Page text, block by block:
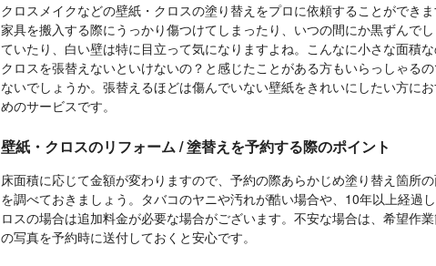
クロスメイクなどの壁紙・クロスの塗り替えをプロに依頼することができ
家具を搬入する際にうっかり傷つけてしまったり、いつの間にか黒ずんで
ていたり、白い壁は特に目立って気になりますよね。こんなに小さな面積
クロスを張替えないといけないの？と感じたことがある方もいらっしゃる
ないでしょうか。張替えるほどは傷んでいない壁紙をきれいにしたい方に
めのサービスです。
壁紙・クロスのリフォーム / 塗替えを予約する際のポイント
床面積に応じて金額が変わりますので、予約の際あらかじめ塗り替え箇所
を調べておきましょう。タバコのヤニや汚れが酷い場合や、10年以上経過
ロスの場合は追加料金が必要な場合がございます。不安な場合は、希望作
の写真を予約時に送付しておくと安心です。